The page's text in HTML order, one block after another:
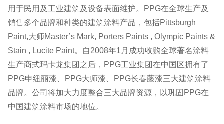
用于民用及工业建筑及设备表面维护。PPG在全球生产及
销售多个品牌和种类的建筑涂料产品，包括Pittsburgh
Paint,大师Master’s Mark, Porters Paints , Olympic Paints &
Stain , Lucite Paint。自2008年1月成功收购全球著名涂料
生产商式玛卡龙集团之后，PPG工业集团在中国区拥有了
PPG申纽丽漆、PPG大师漆、PPG长春藤漆三大建筑涂料
品牌。公司将加大力度整合三大品牌资源，以巩固PPG在
中国建筑涂料市场的地位。